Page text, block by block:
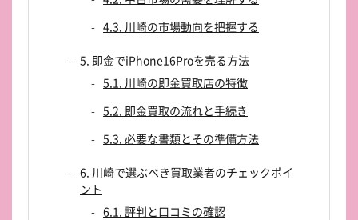
4.3. 川崎の市場動向を把握する
5. 即金でiPhone16Proを売る方法
5.1. 川崎の即金買取店の特徴
5.2. 即金買取の流れと手続き
5.3. 必要な書類とその準備方法
6. 川崎で選ぶべき買取業者のチェックポイ
ント
6.1. 評判と口コミの確認